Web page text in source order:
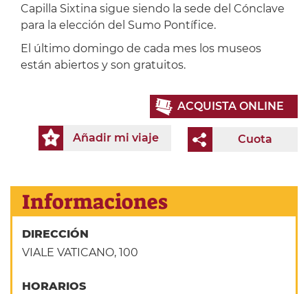
Capilla Sixtina sigue siendo la sede del Cónclave
para la elección del Sumo Pontífice.
El último domingo de cada mes los museos
están abiertos y son gratuitos.
ACQUISTA ONLINE
Cuota
Añadir mi viaje
Informaciones
DIRECCIÓN
VIALE VATICANO, 100
HORARIOS